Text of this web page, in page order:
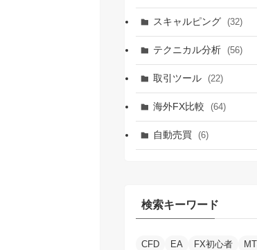
スキャルピング (32)
テクニカル分析 (56)
取引ツール (22)
海外FX比較 (64)
自動売買 (6)
検索キーワード
CFD EA FX初心者